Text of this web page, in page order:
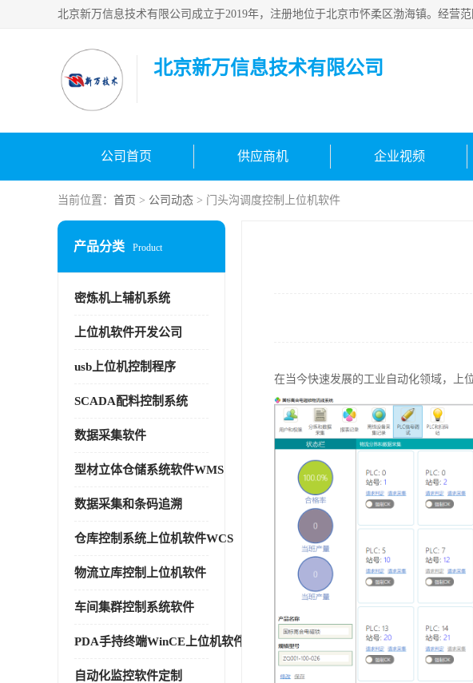
北京新万信息技术有限公司
公司首页 供应商机 企业视频
当前位置： 首页 > 公司动态 > 门头沟调度控制上位机软件
产品分类 Product
密炼机上辅机系统
上位机软件开发公司
usb上位机控制程序
SCADA配料控制系统
数据采集软件
型材立体仓储系统软件WMS
数据采集和条码追溯
仓库控制系统上位机软件WCS
物流立库控制上位机软件
车间集群控制系统软件
PDA手持终端WinCE上位机软件
自动化监控软件定制
在当今快速发展的工业自动化领域，上